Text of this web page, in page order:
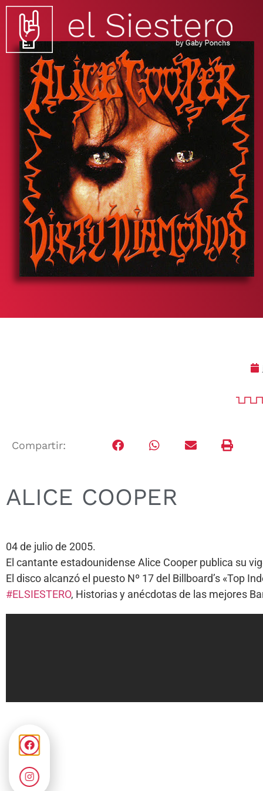
Compartir:
ALICE COOPER
04 de julio de 2005.
El cantante estadounidense Alice Cooper publica su
El disco alcanzó el puesto Nº 17 del Billboard’s «Top
#ELSIESTERO, Historias y anécdotas de las mejores